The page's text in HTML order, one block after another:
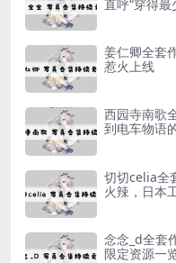
直呼“穿得最
姜仁卿全套
惹火上线
西园寺南歌
到电车物语
切切celia全
火辣，日本
念念_d全套
限定资源一